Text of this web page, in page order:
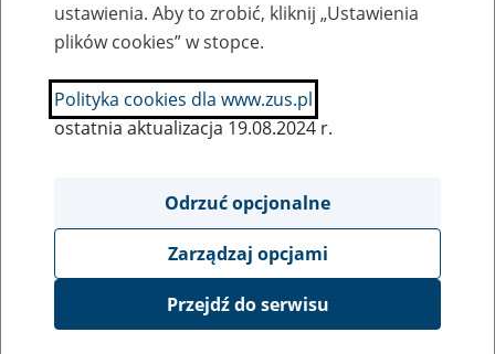
SZUKAJ
Ukryj wszystkie pozycje bazy
FERPOL Sp. z o.o. - Warszawa, ul.
ustawienia. Aby to zrobić, kliknij „Ustawienia
plików cookies” w stopce.
Polityka cookies dla www.zus.pl
ostatnia aktualizacja 19.08.2024 r.
Odrzuć opcjonalne
Zarządzaj opcjami
Przejdź do serwisu